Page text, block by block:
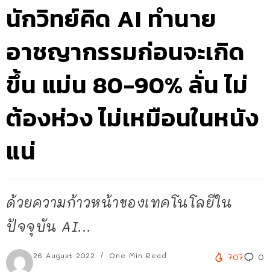
นักวิทย์คิด AI ทำนาย
อาชญากรรมก่อนจะเกิด
ขึ้น แม่น 80-90% ลั่น ไม่
ต้องห่วง ไม่เหมือนในหนัง
แน่
ด้วยความก้าวหน้าของเทคโนโลยีใน
ปัจจุบัน AI...
26 August 2022 One Min Read 707 0